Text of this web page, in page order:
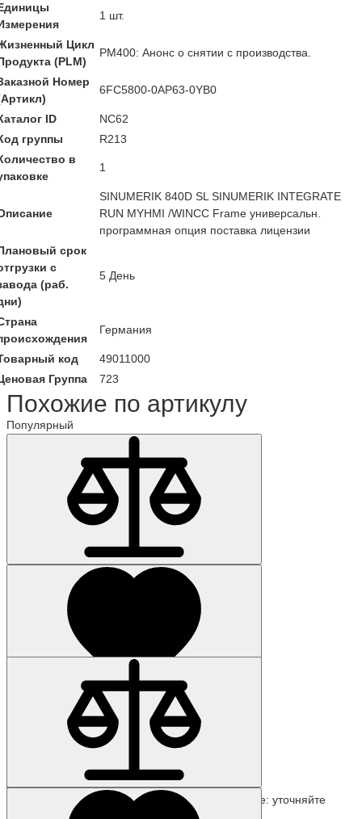
1 шт.
Цикл
(PLM)
PM400: Анонс о снятии с производства.
Номер
6FC5800-0AP63-0YB0
ID
NC62
группы
R213
в
1
SINUMERIK 840D SL SINUMERIK INTEGRATE
RUN MYHMI /WINCC Frame универсальн.
программная опция поставка лицензии
срок
с
(раб.
5 День
Германия
код
49011000
Группа
723
Похожие по артикулу
Популярный
Наличие: уточняйте